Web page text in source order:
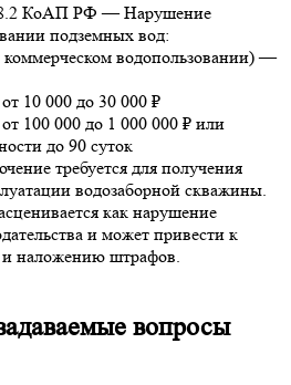
8.2 КоАП РФ — Нарушение
подземных вод:
водопользовании) —
10 000 до 30 000 ₽
100 000 до 1 000 000 ₽ или
до 90 суток
требуется для получения
водозаборной скважины.
как нарушение
и может привести к
и наложению штрафов.
вопросы